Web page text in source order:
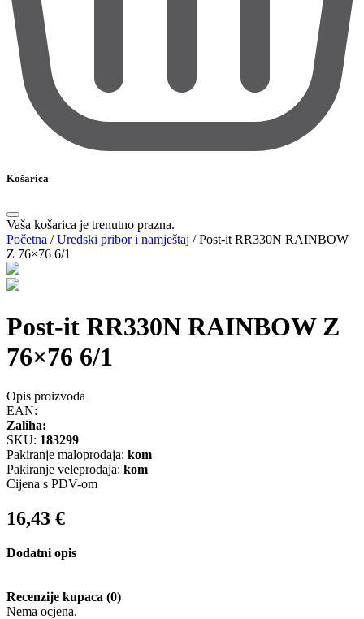
Košarica
Vaša košarica je trenutno prazna.
Početna /Uredski pribor i namještaj /Post-it RR330N RAINBOW
Z 76×76 6/1
Post-it RR330N RAINBOW Z
76×76 6/1
Opis proizvoda
EAN:
Zaliha:
SKU: 183299
Pakiranje maloprodaja: kom
Pakiranje veleprodaja: kom
Cijena s PDV-om
16,43 €
Dodatni opis
Recenzije kupaca (0)
Nema ocjena.